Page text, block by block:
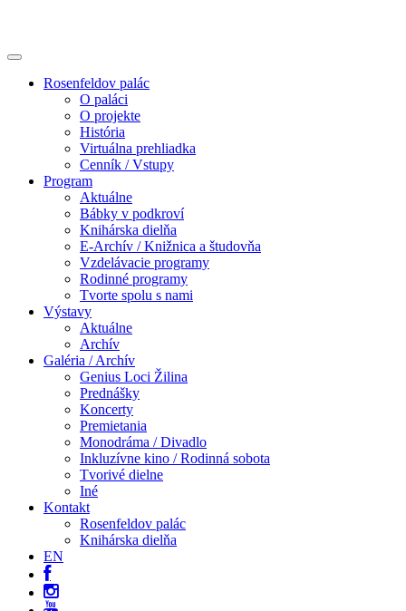
Rosenfeldov palác
O paláci
O projekte
História
Virtuálna prehliadka
Cenník / Vstupy
Program
Aktuálne
Bábky v podkroví
Knihárska dielňa
E-Archív / Knižnica a študovňa
Vzdelávacie programy
Rodinné programy
Tvorte spolu s nami
Výstavy
Aktuálne
Archív
Galéria / Archív
Genius Loci Žilina
Prednášky
Koncerty
Premietania
Monodráma / Divadlo
Inkluzívne kino / Rodinná sobota
Tvorivé dielne
Iné
Kontakt
Rosenfeldov palác
Knihárska dielňa
EN